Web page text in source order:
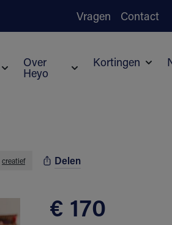
Vragen Contact
Submenu voor Onze vakantiekampen
Over
Heyo
Kortingen
creatief Delen
€ 170